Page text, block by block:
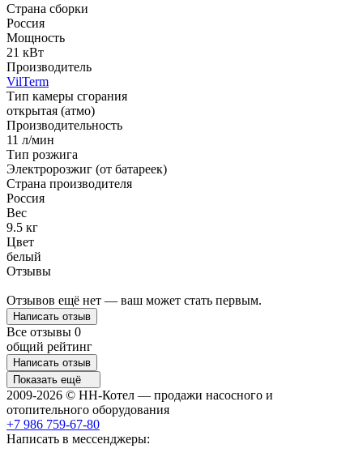
Страна сборки
Россия
Мощность
21 кВт
Производитель
VilTerm
Тип камеры сгорания
открытая (атмо)
Производительность
11 л/мин
Тип розжига
Электророзжиг (от батареек)
Страна производителя
Россия
Вес
9.5 кг
Цвет
белый
Отзывы
Отзывов ещё нет — ваш может стать первым.
Написать отзыв
Все отзывы 0
общий рейтинг
Написать отзыв
Показать ещё
2009-2026 © НН-Котел — продажи насосного и
отопительного оборудования
+7 986 759-67-80
Написать в мессенджеры: